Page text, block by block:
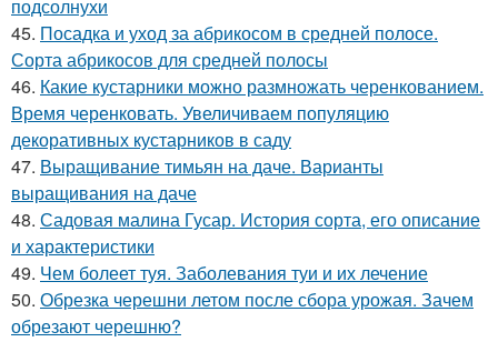
подсолнухи
45. Посадка и уход за абрикосом в средней полосе.
Сорта абрикосов для средней полосы
46. Какие кустарники можно размножать черенкованием.
Время черенковать. Увеличиваем популяцию
декоративных кустарников в саду
47. Выращивание тимьян на даче. Варианты
выращивания на даче
48. Садовая малина Гусар. История сорта, его описание
и характеристики
49. Чем болеет туя. Заболевания туи и их лечение
50. Обрезка черешни летом после сбора урожая. Зачем
обрезают черешню?